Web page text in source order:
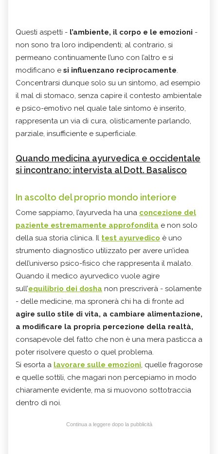
Questi aspetti - l’ambiente, il corpo e le emozioni -
non sono tra loro indipendenti; al contrario, si
permeano continuamente l’uno con l’altro e si
modificano e si influenzano reciprocamente.
Concentrarsi dunque solo su un sintomo, ad esempio
il mal di stomaco, senza capire il contesto ambientale
e psico-emotivo nel quale tale sintomo è inserito,
rappresenta un via di cura, olisticamente parlando,
parziale, insufficiente e superficiale.
Quando medicina ayurvedica e occidentale
si incontrano: intervista al Dott. Basalisco
In ascolto del proprio mondo interiore
Come sappiamo, l’ayurveda ha una concezione del
paziente estremamente approfondita e non solo
della sua storia clinica. Il test ayurvedico è uno
strumento diagnostico utilizzato per avere un’idea
dell’universo psico-fisico che rappresenta il malato.
Quando il medico ayurvedico vuole agire
sull’equilibrio dei dosha non prescriverà - solamente
- delle medicine, ma spronerà chi ha di fronte ad
agire sullo stile di vita, a cambiare alimentazione,
a modificare la propria percezione della realtà,
consapevole del fatto che non è una mera pasticca a
poter risolvere questo o quel problema.
Si esorta a lavorare sulle emozioni, quelle fragorose
e quelle sottili, che magari non percepiamo in modo
chiaramente evidente, ma si muovono sottotraccia
dentro di noi.
Continua a leggere dopo la pubblicità